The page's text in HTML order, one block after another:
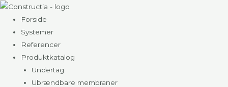
Gå
indholdet
Forside
Systemer
Referencer
Produktkatalog
Undertag
Ubrændbare membraner